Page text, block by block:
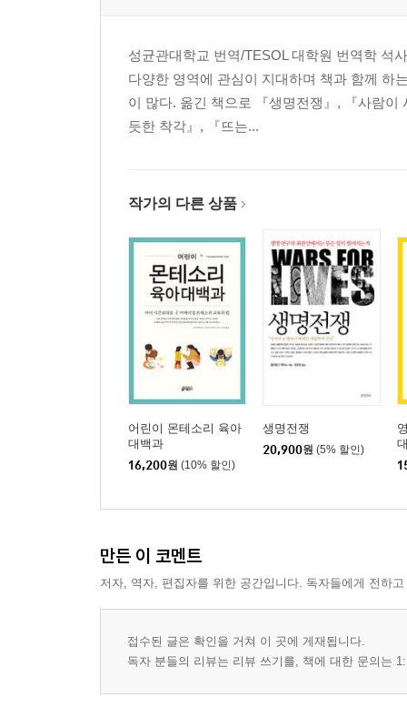
039 애완동물 산업계의 로비스트
040 애완동물을 빌려드립니다
041 가장 큰 피해를 보는 동물 : 이국적 애완동물
043 동물의 삶을 풍성하게 만들려면?
045 더 잘 보호하기
046 애완동물을 대변하며
047 결론적으로 애완동물을 기르는 것은 윤리적인
성균관대학교 번역/TESOL 대학원 번역학 석
다양한 영역에 관심이 지대하며 책과 함께 하
이 많다. 옮긴 책으로 『생명전쟁』, 『사람
듯한 착각』, 『뜨는...
작가의 다른 상품
어린이 몬테소리 육아
대백과
16,200원 (10% 할인)
생명전쟁
20,900원 (5% 할인)
만든 이 코멘트
저자, 역자, 편집자를 위한 공간입니다. 독자들에게 전하
접수된 글은 확인을 거쳐 이 곳에 게재됩니다.
독자 분들의 리뷰는 리뷰 쓰기를, 책에 대한 문의는